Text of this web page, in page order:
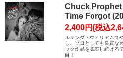
Chuck Prophet
Time Forgot
2,400円(税込
ルシンダ・ウィリアムス
し、ソロとしても良質な
ック作品を発表し続ける
目！